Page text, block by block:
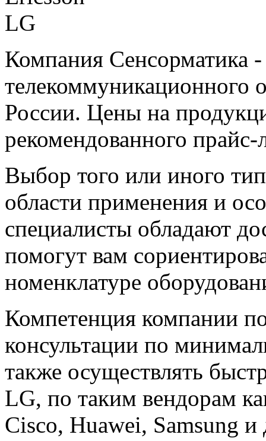
Компания Сенсорматика
телекоммуникационного
России. Цены на
рекомендованного прайс-
Выбор того или иного
области применения и
специалисты обладают
помогут вам
номенклатуре
Компетенция компании
консультации по
также осуществлять
LG, по таким вендорам
Cisco, Huawei, Samsung и